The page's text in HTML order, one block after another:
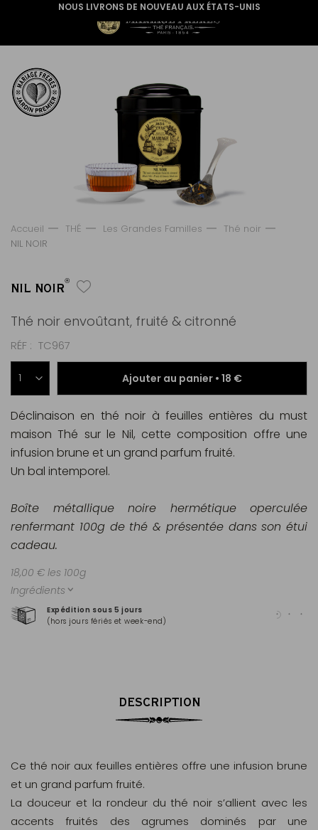
NOUS LIVRONS DE NOUVEAU AUX ÉTATS-UNIS
Accueil THÉ Les Grandes Familles
Thé noir
NIL NOIR
NIL NOIR®
Thé noir envoûtant, fruité & citronné
RÉF TC967
Ajouter au panier • 18 €
Expédition sous 5 jours
(hors jours fériés et week-end)
Déclinaison en thé noir à feuilles entières du must
maison Thé sur le Nil, cette composition offre une
infusion brune et un grand parfum fruité.
Un bal intemporel.
Boîte métallique noire hermétique operculée
renfermant 100g de thé & présentée dans son étui
cadeau.
18,00 € les 100g
Ingrédients
DESCRIPTION
Ce thé noir aux feuilles entières offre une infusion brune
et un grand parfum fruité.
La douceur et la rondeur du thé noir s’allient avec les
accents fruités des agrumes dominés par une